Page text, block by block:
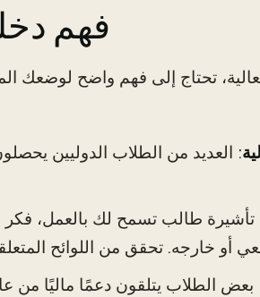
فهم
تحتاج إلى فهم واضح لوضعك
: العديد من الطلاب الدوليين
تأشيرة طالب تسمح لك بالعمل،